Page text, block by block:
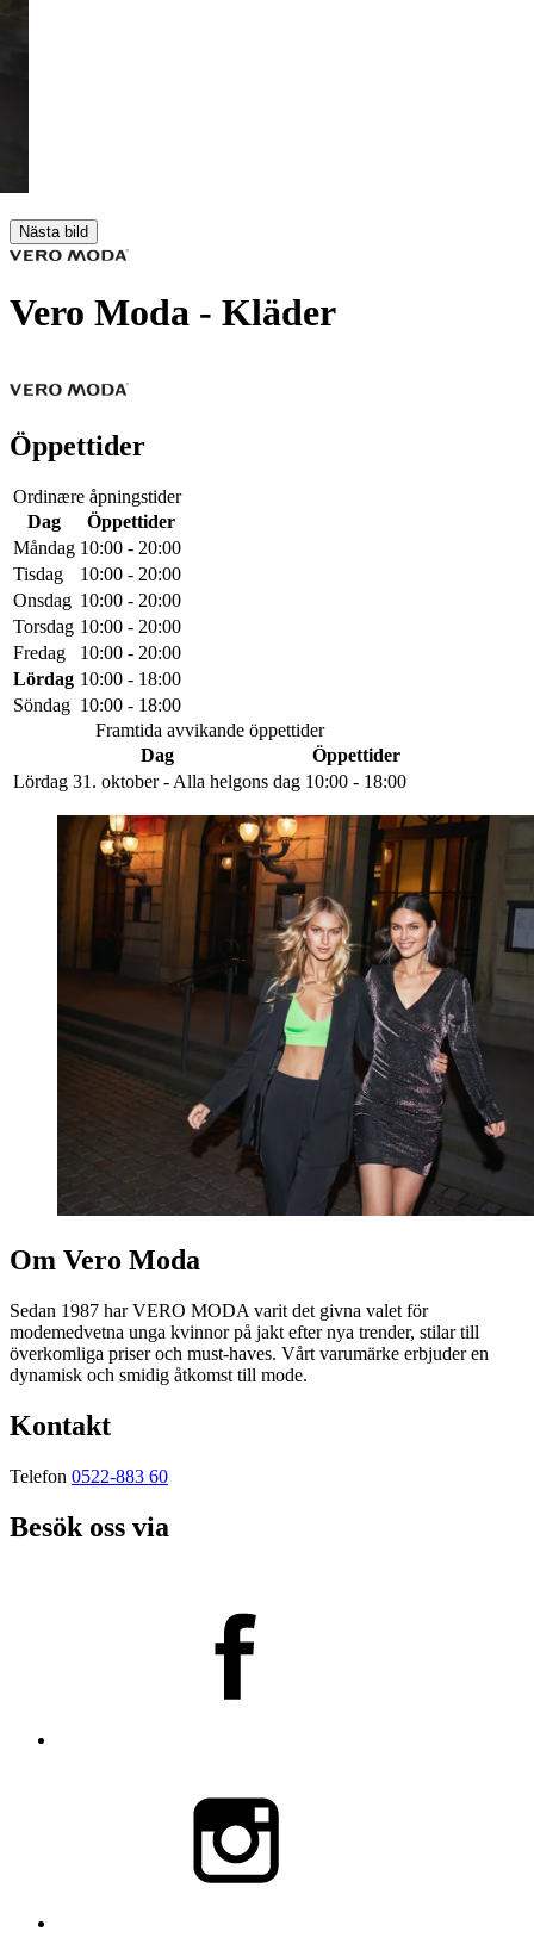
Nästa bild
Vero Moda - Kläder
Öppettider
Ordinære åpningstider
Dag
Öppettider
Måndag 10:00 - 20:00
Tisdag
10:00 - 20:00
Onsdag 10:00 - 20:00
Torsdag 10:00 - 20:00
Fredag
10:00 - 20:00
Lördag 10:00 - 18:00
Söndag 10:00 - 18:00
Framtida avvikande öppettider
Dag
Öppettider
Lördag 31. oktober - Alla helgons dag 10:00 - 18:00
Om Vero Moda
Sedan 1987 har VERO MODA varit det givna valet för
modemedvetna unga kvinnor på jakt efter nya trender, stilar till
överkomliga priser och must-haves. Vårt varumärke erbjuder en
dynamisk och smidig åtkomst till mode.
Kontakt
Telefon 0522-883 60
Besök oss via